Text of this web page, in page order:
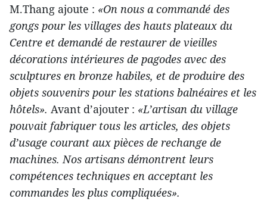
M.Thang ajoute : «On nous a commandé des
gongs pour les villages des hauts plateaux du
Centre et demandé de restaurer de vieilles
décorations intérieures de pagodes avec des
sculptures en bronze habiles, et de produire des
objets souvenirs pour les stations balnéaires et les
hôtels». Avant d’ajouter : «L’artisan du village
pouvait fabriquer tous les articles, des objets
d’usage courant aux pièces de rechange de
machines. Nos artisans démontrent leurs
compétences techniques en acceptant les
commandes les plus compliquées».